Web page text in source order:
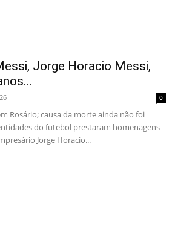
Jorge Horacio Messi,
0
Rosário; causa da morte ainda não foi
do futebol prestaram homenagens
Jorge Horacio...